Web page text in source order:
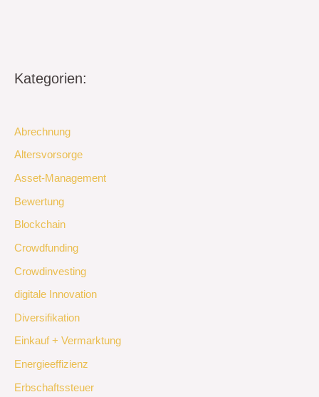
Kategorien:
Abrechnung
Altersvorsorge
Asset-Management
Bewertung
Blockchain
Crowdfunding
Crowdinvesting
digitale Innovation
Diversifikation
Einkauf + Vermarktung
Energieeffizienz
Erbschaftssteuer